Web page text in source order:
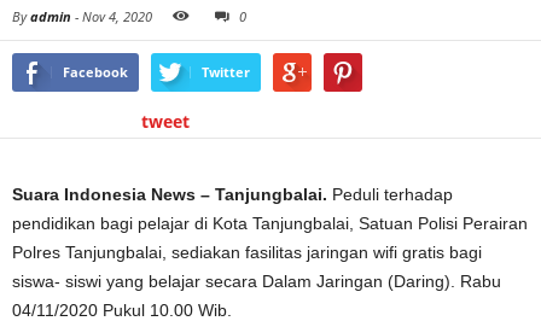
Byadmin - Nov 4, 2020 0
Facebook Twitter
tweet
Suara Indonesia News – Tanjungbalai. Peduli terhadap
pendidikan bagi pelajar di Kota Tanjungbalai, Satuan Polisi Perairan
Polres Tanjungbalai, sediakan fasilitas jaringan wifi gratis bagi
siswa- siswi yang belajar secara Dalam Jaringan (Daring). Rabu
04/11/2020 Pukul 10.00 Wib.